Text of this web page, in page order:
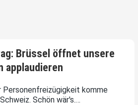
Brüssel öffnet unsere
applaudieren
Personenfreizügigkeit komme
Schön wär's.…